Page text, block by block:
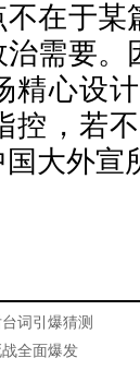
在于
需要
精心设
控，若
大外宣
词引爆猜测
全面爆发